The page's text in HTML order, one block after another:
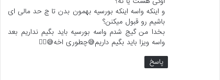
و اینکه واسه اینکه بورسیه بهمون بدن تا چ حد مالی ای
باشیم رو قبول میکنن؟
بخدا من گیج شدم واسه بورسیه باید بگیم نداریم بعد
واسه ویزا باید بگیم داریم😅چطوری اخه😅🤦‍♀️
پاسخ